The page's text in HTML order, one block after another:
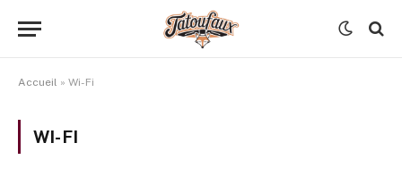
Accueil » Wi-Fi
WI-FI